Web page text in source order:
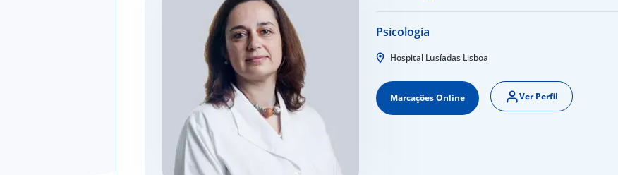
Psicologia
Hospital Lusíadas Lisboa
Marcações Online Ver Perfil